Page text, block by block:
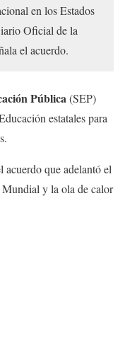
en los Estados
Oficial de la
el acuerdo.
Pública(SEP)
estatales para
que adelantó el
y la ola de calor